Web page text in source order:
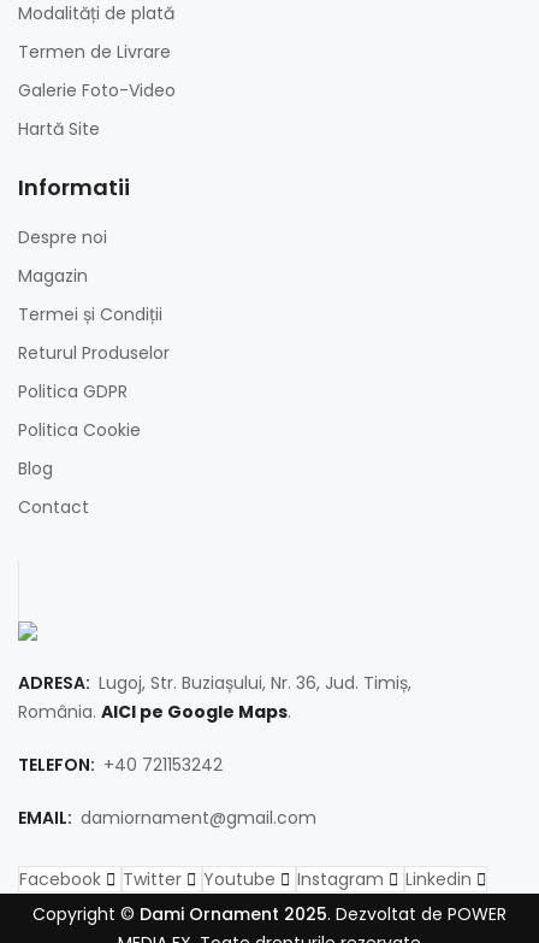
Modalități de plată
Termen de Livrare
Galerie Foto-Video
Hartă Site
Informatii
Despre noi
Magazin
Termei și Condiții
Returul Produselor
Politica GDPR
Politica Cookie
Blog
Contact
ADRESA: Lugoj, Str. Buziașului, Nr. 36, Jud. Timiș,
România. AICI pe Google Maps.
TELEFON: +40 721153242
EMAIL: damiornament@gmail.com
Facebook Twitter Youtube Instagram
Linkedin
Copyright © Dami Ornament 2025. Dezvoltat de POWER